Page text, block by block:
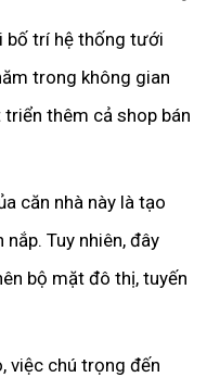
bố trí hệ thống tưới
trong không gian
triển thêm cả shop bán
căn nhà này là tạo
Tuy nhiên, đây
bộ mặt đô thị, tuyến
việc chú trọng đến